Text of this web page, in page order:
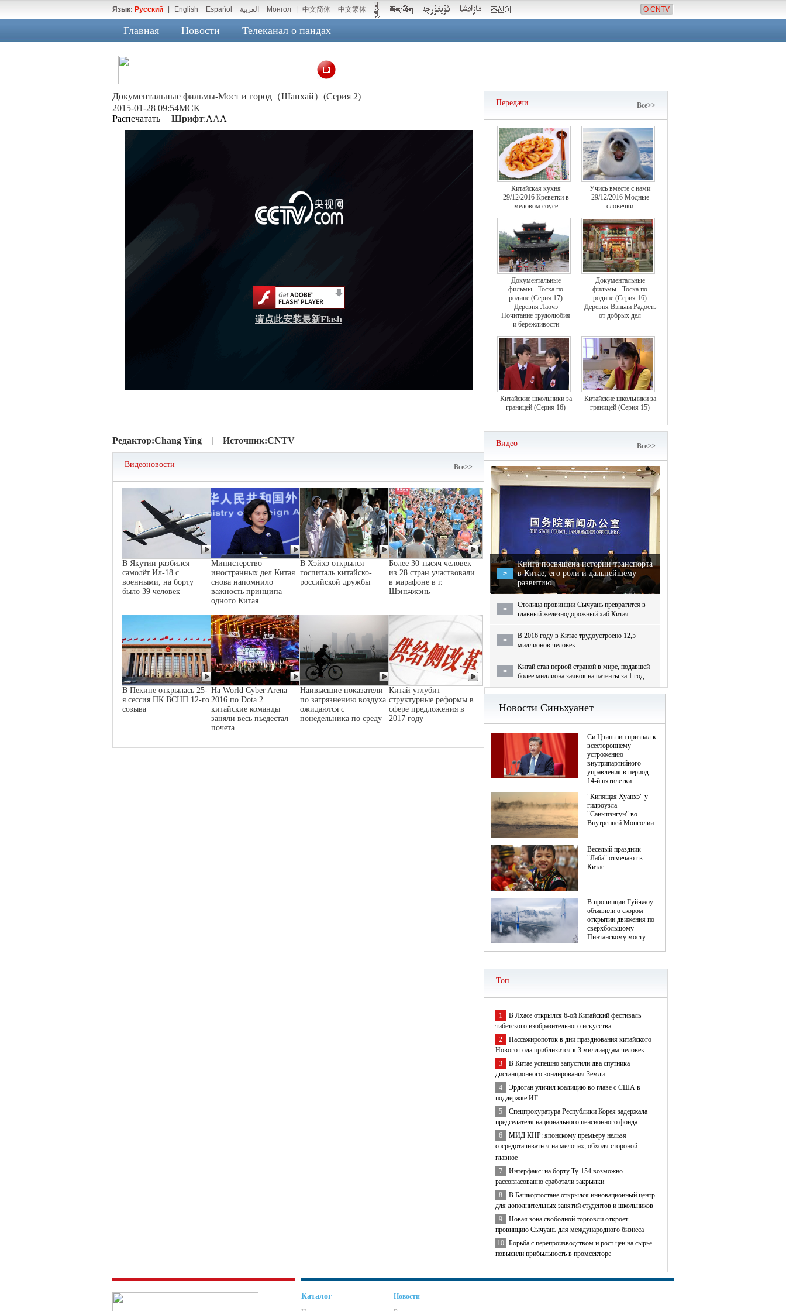
Язык: Русский English Español العربية Монгол 中文简体 中文繁体 О CNTV
Главная Новости Телеканал о пандах
Документальные фильмы-Мост и город（Шанхай）(Серия 2)
2015-01-28 09:54МСК
Распечатать| Шрифт:AAA
请点此安装最新Flash
Редактор:Chang Ying | Источник:CNTV
Видеоновости Bce>>
В Якутии разбился
самолёт Ил-18 с
военными, на борту
было 39 человек
Министерство
иностранных дел Китая
снова напомнило
важность принципа
одного Китая
В Хэйхэ открылся
госпиталь китайско-
российской дружбы
Более 30 тысяч человек
из 28 стран участвовали
в марафоне в г.
Шэньчжэнь
В Пекине открылась 25-
я сессия ПК ВСНП 12-го
созыва
На World Cyber Arena
2016 по Dota 2
китайские команды
заняли весь пьедестал
почета
Наивысшие показатели
по загрязнению воздуха
ожидаются с
понедельника по среду
Китай углубит
структурные реформы в
сфере предложения в
2017 году
Передачи Все>>
Китайская кухня
29/12/2016 Креветки в
медовом соусе
Учись вместе с нами
29/12/2016 Модные
словечки
Документальные
фильмы - Тоска по
родине (Серия 17)
Деревня Лаочэ
Почитание трудолюбия
и бережливости
Документальные
фильмы - Тоска по
родине (Серия 16)
Деревня Вэньли Радость
от добрых дел
Китайские школьники за
границей (Серия 16)
Китайские школьники за
границей (Серия 15)
Видео Bce>>
>
Книга посвящена истории транспорта
в Китае, его роли и дальнейшему
развитию
>
Столица провинции Сычуань превратится в
главный железнодорожный хаб Китая
>
В 2016 году в Китае трудоустроено 12,5
миллионов человек
>
Китай стал первой страной в мире, подавшей
более миллиона заявок на патенты за 1 год
Топ
1 В Лхасе открылся 6-ой Китайский фестиваль
тибетского изобразительного искусства
2 Пассажиропоток в дни празднования китайского
Нового года приблизится к 3 миллиардам человек
3 В Китае успешно запустили два спутника
дистанционного зондирования Земли
4 Эрдоган уличил коалицию во главе с США в
поддержке ИГ
5 Спецпрокуратура Республики Корея задержала
председателя национального пенсионного фонда
6 МИД КНР: японскому премьеру нельзя
сосредотачиваться на мелочах, обходя стороной
главное
7 Интерфакс: на борту Ту-154 возможно
рассогласованно сработали закрылки
8 В Башкортостане открылся инновационный центр
для дополнительных занятий студентов и школьников
9 Новая зона свободной торговли откроет
провинцию Сычуань для международного бизнеса
10 Борьба с перепроизводством и рост цен на сырье
повысили прибыльность в промсекторе
Каталог
Новости